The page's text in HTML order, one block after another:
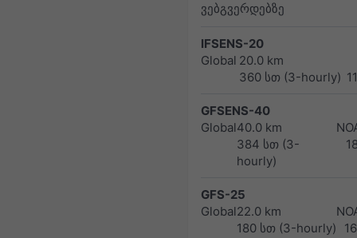
ვებგვერდებზე
IFSENS-20
Global 20.0 km
360 სთ (3-hourly)
GFSENS-40
Global40.0 km
384 სთ (3-
hourly)
GFS-25
Global22.0 km
180 სთ (3-hourly)